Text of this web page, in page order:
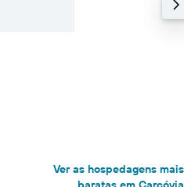
Ver as hospedagens mais